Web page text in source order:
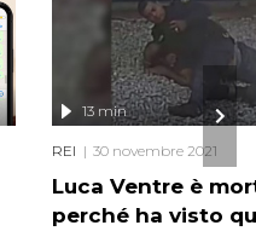
Luca Ventre è
perché ha visto
13 min
REI 30 novembre 2021